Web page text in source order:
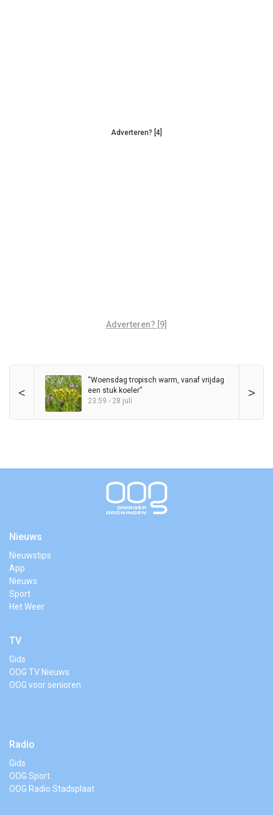
Adverteren? [4]
Adverteren? [9]
< >
“Woensdag tropisch warm, vanaf vrijdag
een stuk koeler”
23:59 - 28 juli
Nieuws
Nieuwstips
App
Nieuws
Sport
Het Weer
TV
Gids
OOG TV Nieuws
OOG voor senioren
Radio
Gids
OOG Sport
OOG Radio Stadsplaat